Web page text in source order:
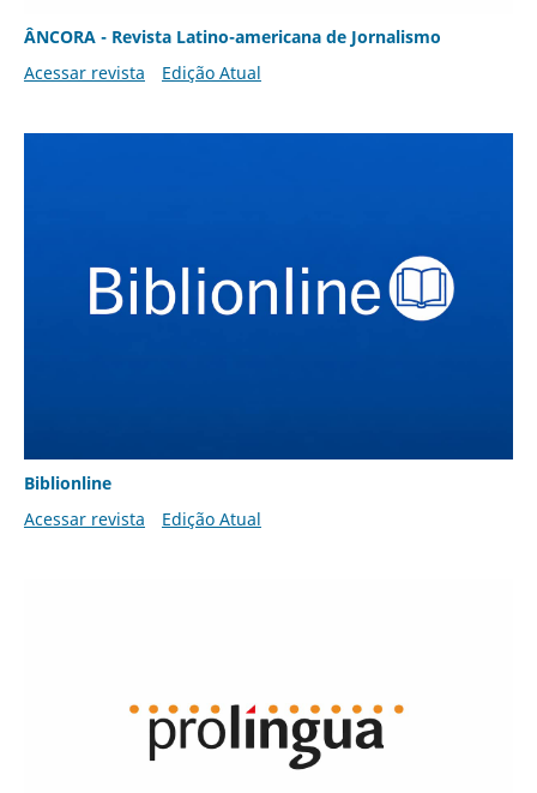
ÂNCORA - Revista Latino-americana de Jornalismo
Acessar revista
Edição Atual
Biblionline
Acessar revista
Edição Atual